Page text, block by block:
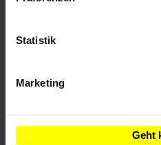
Statistik
Marketing
Geht
Länder